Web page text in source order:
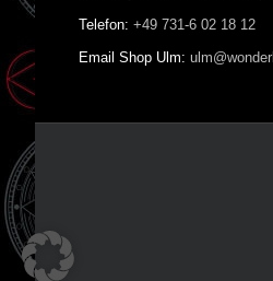
Telefon: +49 731-6 02 18 12
Email Shop Ulm: